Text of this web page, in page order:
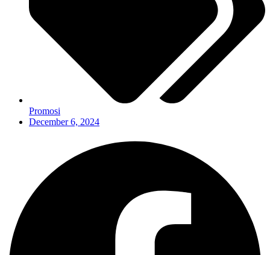
Promosi
December 6, 2024